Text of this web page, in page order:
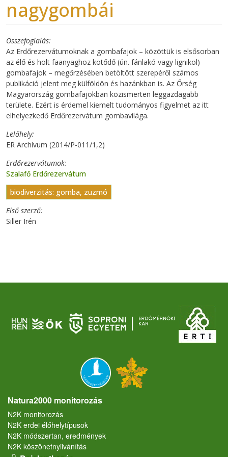
nagygombái
Összefoglalás
Az Erdőrezervátumoknak a gombafajok – közöttük is elsősorban
az élő és holt faanyaghoz kötődő (ún. fánlakó vagy lignikol)
gombafajok – megőrzésében betöltött szerepéről számos
publikáció jelent meg külföldön és hazánkban is. Az Őrség
Magyarország gombafajokban közismerten leggazdagabb
területe. Ezért is érdemel kiemelt tudományos figyelmet az itt
elhelyezkedő Erdőrezervátum gombavilága.
Lelőhely
ER Archívum (2014/P-011/1,2)
Erdőrezervátumok
Szalafő Erdőrezervátum
biodiverzitás: gomba, zuzmó
Első szerző
Siller Irén
Natura2000 monitorozás
N2K monitorozás
N2K erdei élőhelytípusok
N2K módszertan, eredmények
N2K köszönetnyilvánítás